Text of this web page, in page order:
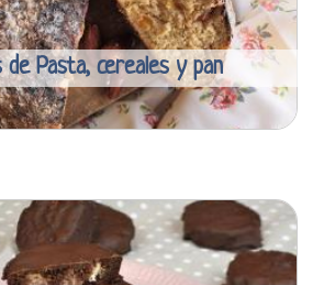
de Pasta, cereales y pan